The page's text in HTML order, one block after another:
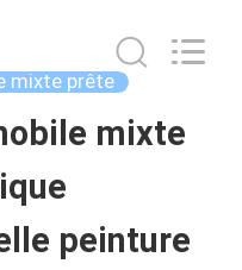
mixte prête
mixte
peinture